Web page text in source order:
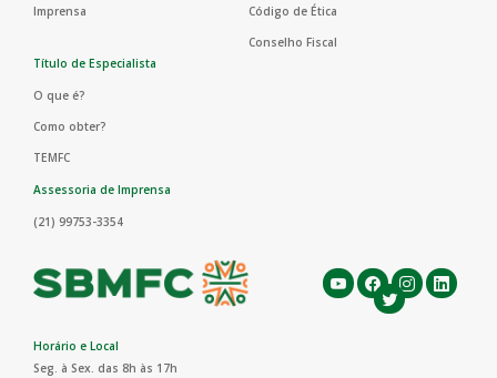
Imprensa
Código de Ética
Conselho Fiscal
Título de Especialista
O que é?
Como obter?
TEMFC
Assessoria de Imprensa
(21) 99753-3354
Horário e Local
Seg. à Sex. das 8h às 17h